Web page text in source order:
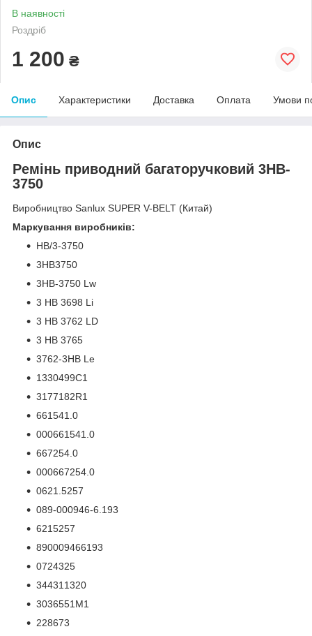
В наявності
Роздріб
1 200 ₴
Опис Характеристики Доставка Оплата Умови
Опис
Ремінь приводний багаторучковий 3HB-
3750
Виробництво Sanlux SUPER V-BELT (Китай)
Маркування виробників:
HB/3-3750
3HB3750
3HB-3750 Lw
3 HB 3698 Li
3 HB 3762 LD
3 HB 3765
3762-3HB Le
1330499C1
3177182R1
661541.0
000661541.0
667254.0
000667254.0
0621.5257
089-000946-6.193
6215257
890009466193
0724325
344311320
3036551M1
228673